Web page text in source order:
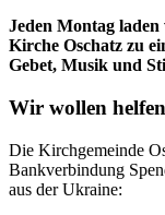
Jeden Montag
Kirche Oschatz zu
Gebet, Musik und
Wir wollen
Die Kirchgemeinde
Bankverbindung
aus der Ukraine: